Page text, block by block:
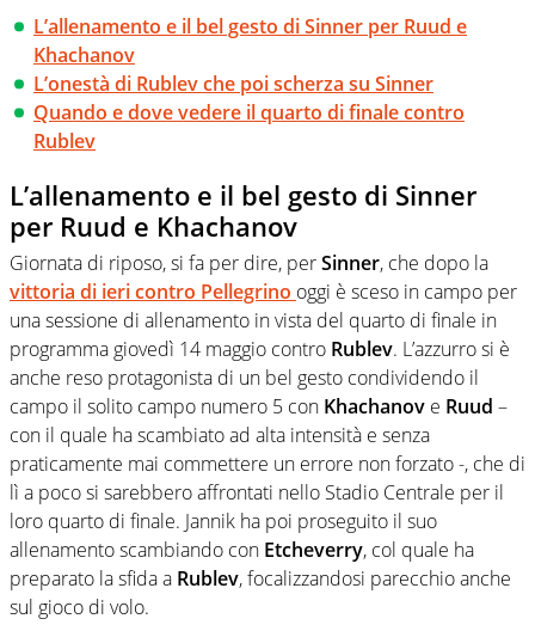
L’allenamento e il bel gesto di Sinner per Ruud e
Khachanov
L’onestà di Rublev che poi scherza su Sinner
Quando e dove vedere il quarto di finale contro
Rublev
L’allenamento e il bel gesto di Sinner
per Ruud e Khachanov
Giornata di riposo, si fa per dire, perSinner, che dopo la
vittoria di ieri contro Pellegrino oggi è sceso in campo per
una sessione di allenamento in vista del quarto di finale in
programma giovedì 14 maggio contro Rublev. L’azzurro si è
anche reso protagonista di un bel gesto condividendo il
campo il solito campo numero 5 con Khachanov e Ruud –
con il quale ha scambiato ad alta intensità e senza
praticamente mai commettere un errore non forzato -, che di
lì a poco si sarebbero affrontati nello Stadio Centrale per il
loro quarto di finale. Jannik ha poi proseguito il suo
allenamento scambiando con Etcheverry, col quale ha
preparato la sfida a Rublev, focalizzandosi parecchio anche
sul gioco di volo.